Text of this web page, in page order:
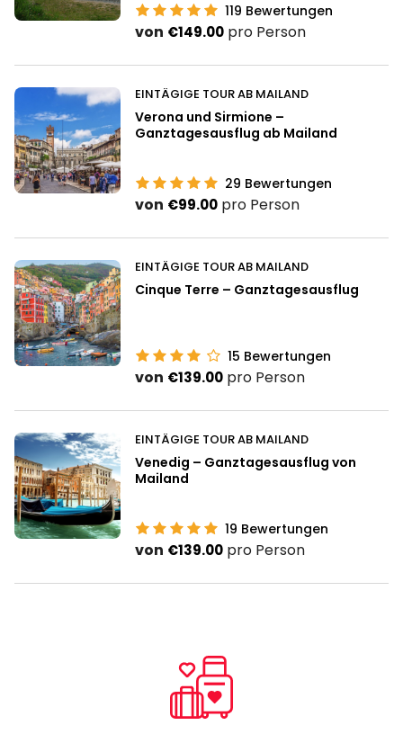
119 Bewertungen
von €149.00 pro Person
EINTÄGIGE TOUR AB MAILAND
Verona und Sirmione –
Ganztagesausflug ab Mailand
29 Bewertungen
von €99.00 pro Person
EINTÄGIGE TOUR AB MAILAND
Cinque Terre – Ganztagesausflug
15 Bewertungen
von €139.00 pro Person
EINTÄGIGE TOUR AB MAILAND
Venedig – Ganztagesausflug von
Mailand
19 Bewertungen
von €139.00 pro Person